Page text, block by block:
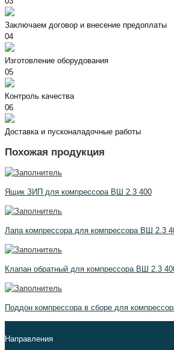
Заключаем договор и внесение предоплаты
04
Изготовление оборудования
05
Контроль качества
06
Доставка и пусконаладочные работы
Похожая продукция
Ящик ЗИП для компрессора ВШ 2.3 400
Лапа компрессора для компрессора ВШ 2.3
Клапан обратный для компрессора ВШ 2.3
Поддон компрессора в сборе для
Направления